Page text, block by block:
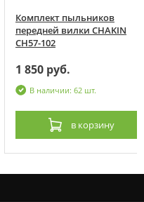
Комплект пыльников
передней вилки CHAKIN
CH57-102
1 850 руб.
В наличии: 62 шт.
в корзину